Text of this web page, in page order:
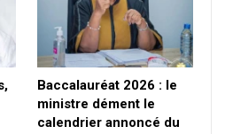
Baccalauréat 2026 : le
ministre dément le
calendrier annoncé du